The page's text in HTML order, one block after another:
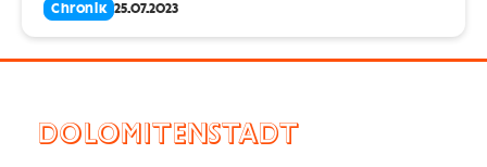
Chronik 25.07.2023
DOLOMITENSTADT